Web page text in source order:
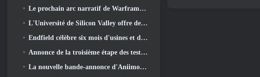
Le prochain arc narratif de Warframe emmène les joueurs vers une toute nouvelle carte des étoiles, Le système Tau
L'Université de Silicon Valley offre des bourses pour les jeux et certaines des exigences sont intéressantes
Endfield célèbre six mois d'usines et de tyroliennes lors de sa prochaine mise à jour
Annonce de la troisième étape des tests bêta fermés des batailles d'infanterie de War Thunder
La nouvelle bande-annonce d'Aniimo sort avec le lancement du dernier test bêta fermé